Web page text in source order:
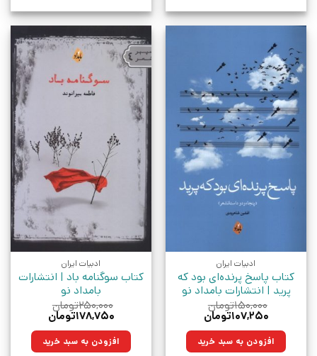
ادبیات ایران
کتاب پاسخ پرنده‌ای بود که
پرید | انتشارات بامداد نو
۱۵۰,۰۰۰تومان
قیمت
۱۵۰,۰۰۰تومان
بود.
۱۰۷,۲۵۰تومان
۱۰۷,۲۵۰تومان.افزودن به سبد خرید
ادبیات ایران
کتاب سوگنامه باد | انتشارات
بامداد نو
۲۵۰,۰۰۰تومان
قیمت
۲۵۰,۰۰۰تومان
بود.
۱۷۸,۷۵۰تومان
۱۷۸,۷۵۰تومان.افزودن به سبد خرید